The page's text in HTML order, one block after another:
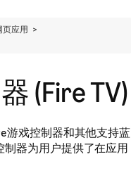
页应用 >
(Fire TV)
游戏控制器和其他支持蓝
制器为用户提供了在应用